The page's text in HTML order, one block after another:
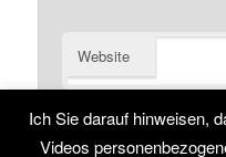
Website
Name, E-Mail-
für meinen nächsten
Ich Sie darauf hinweisen,
Videos